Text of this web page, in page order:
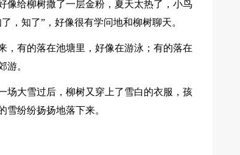
像给柳树撒了一层金粉，夏天太热了，小鸟
，知了”，好像很有学问地和柳树聊天。
，有的落在池塘里，好像在游泳；有的落在
游。
场大雪过后，柳树又穿上了雪白的衣服，孩
纷纷扬扬地落下来。